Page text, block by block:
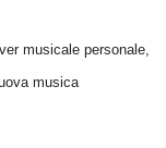
musicale personale,
musica